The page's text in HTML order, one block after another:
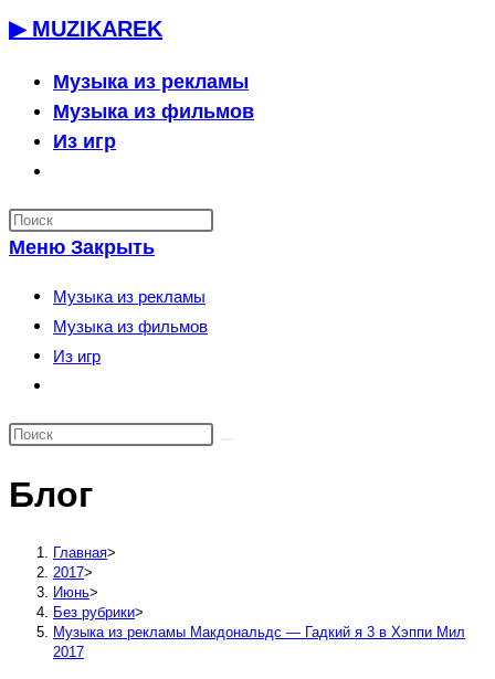
Перейти
содержимому
▶ MUZIKAREK
Музыка из рекламы
Музыка из фильмов
Из игр
по
веб-
сайту
Меню Закрыть
Музыка из рекламы
Музыка из фильмов
Из игр
по
сайту
Блог
Главная>
2017>
Июнь>
Без рубрики>
Музыка из рекламы Макдональдс — Гадкий я 3 в Хэппи Мил
2017